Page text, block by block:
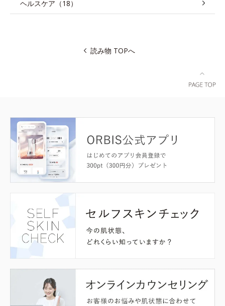
ヘルスケア（18）
読み物 TOPへ